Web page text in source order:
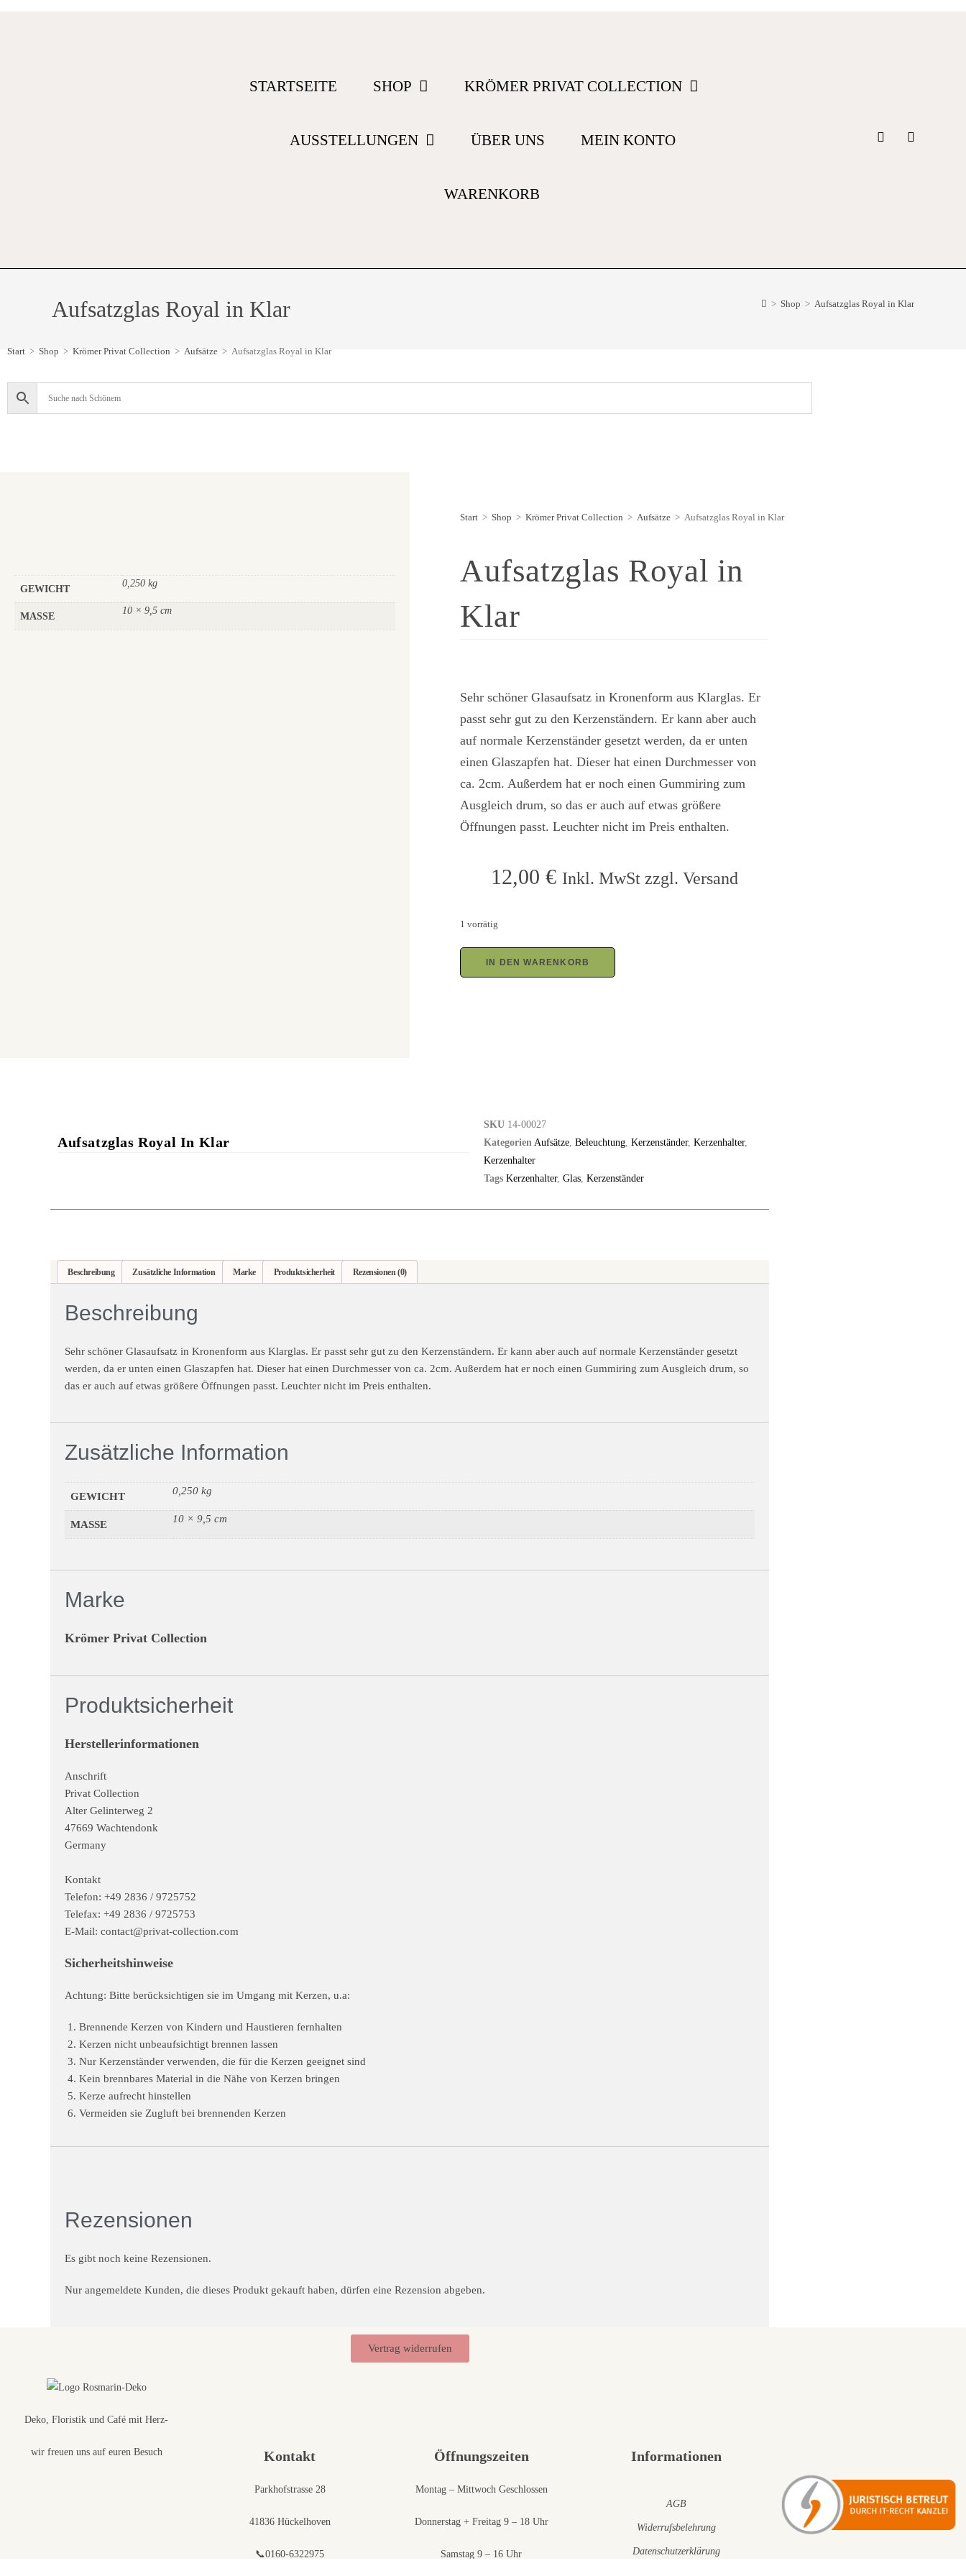
STARTSEITE SHOP KRÖMER PRIVAT COLLECTION
AUSSTELLUNGEN ÜBER UNS MEIN KONTO
WARENKORB
Aufsatzglas Royal in Klar > Shop > Aufsatzglas Royal in Klar
Start > Shop > Krömer Privat Collection > Aufsätze > Aufsatzglas Royal in Klar
GEWICHT
0,250 kg
MASSE
10 × 9,5 cm
Start > Shop > Krömer Privat Collection > Aufsätze > Aufsatzglas Royal in Klar
Aufsatzglas Royal in
Klar
Sehr schöner Glasaufsatz in Kronenform aus Klarglas. Er
passt sehr gut zu den Kerzenständern. Er kann aber auch
auf normale Kerzenständer gesetzt werden, da er unten
einen Glaszapfen hat. Dieser hat einen Durchmesser von
ca. 2cm. Außerdem hat er noch einen Gummiring zum
Ausgleich drum, so das er auch auf etwas größere
Öffnungen passt. Leuchter nicht im Preis enthalten.
12,00 € Inkl. MwSt zzgl. Versand
1 vorrätig
IN DEN WARENKORB
Aufsatzglas Royal In Klar
SKU 14-00027
Kategorien Aufsätze,Beleuchtung,Kerzenständer,Kerzenhalter,
Kerzenhalter
Tags Kerzenhalter,Glas,Kerzenständer
Beschreibung Zusätzliche Information Marke Produktsicherheit Rezensionen (0)
Beschreibung
Sehr schöner Glasaufsatz in Kronenform aus Klarglas. Er passt sehr gut zu den Kerzenständern. Er kann aber auch auf normale Kerzenständer gesetzt
werden, da er unten einen Glaszapfen hat. Dieser hat einen Durchmesser von ca. 2cm. Außerdem hat er noch einen Gummiring zum Ausgleich drum, so
das er auch auf etwas größere Öffnungen passt. Leuchter nicht im Preis enthalten.
Zusätzliche Information
GEWICHT 0,250 kg
MASSE 10 × 9,5 cm
Marke
Krömer Privat Collection
Produktsicherheit
Herstellerinformationen
Anschrift
Privat Collection
Alter Gelinterweg 2
47669 Wachtendonk
Germany
Kontakt
Telefon: +49 2836 / 9725752
Telefax: +49 2836 / 9725753
E-Mail: contact@privat-collection.com
Sicherheitshinweise
Achtung: Bitte berücksichtigen sie im Umgang mit Kerzen, u.a:
Brennende Kerzen von Kindern und Haustieren fernhalten
Kerzen nicht unbeaufsichtigt brennen lassen
Nur Kerzenständer verwenden, die für die Kerzen geeignet sind
Kein brennbares Material in die Nähe von Kerzen bringen
Kerze aufrecht hinstellen
Vermeiden sie Zugluft bei brennenden Kerzen
Rezensionen
Es gibt noch keine Rezensionen.
Nur angemeldete Kunden, die dieses Produkt gekauft haben, dürfen eine Rezension abgeben.
Vertrag widerrufen
Deko, Floristik und Café mit Herz-
wir freuen uns auf euren Besuch Kontakt
Parkhofstrasse 28
41836 Hückelhoven
📞0160-6322975
Öffnungszeiten
Montag – Mittwoch Geschlossen
Donnerstag + Freitag 9 – 18 Uhr
Samstag 9 – 16 Uhr
Informationen
AGB
Widerrufsbelehrung
Datenschutzerklärung